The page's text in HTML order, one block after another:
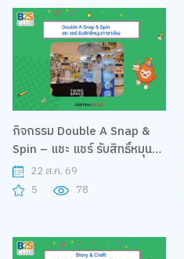
กิจกรรม Double A Snap &
Spin – แชะ แชร์ รับสิทธิ์หมุนกา
ชาปอง22 ส.ค. 69
5
78